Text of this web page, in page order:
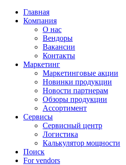
Главная
Компания
О нас
Вендоры
Вакансии
Контакты
Маркетинг
Маркетинговые акции
Новинки продукции
Новости партнерам
Обзоры продукции
Ассортимент
Сервисы
Сервисный центр
Логистика
Калькулятор мощности
Поиск
For vendors